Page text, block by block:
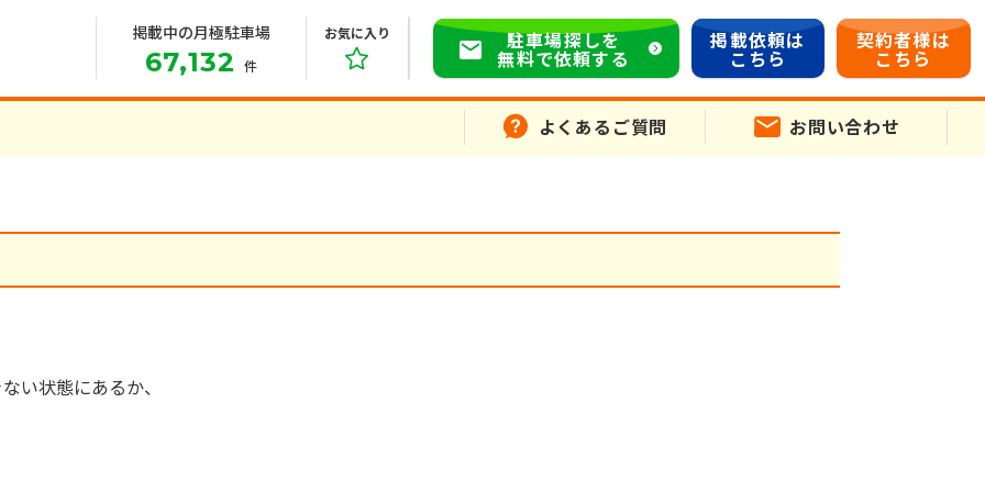
掲載中の月極駐車場
67,132 件
お気に入り 駐車場探しを
無料で依頼する
掲載依頼は
こちら
契約者様は
こちら
よくあるご質問 お問い合わせ
い状態にあるか、